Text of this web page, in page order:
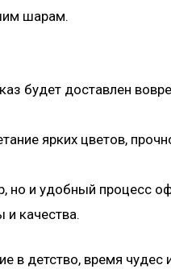
шарам.
будет доставлен
ярких цветов,
но и удобный процесс
качества.
в детство, время